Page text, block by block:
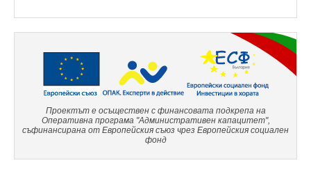
Проектът е осъществен с финансовата подкрепа на
Оперативна програма "Административен капацитет",
съфинансирана от Европейския съюз чрез Европейския социален
фонд